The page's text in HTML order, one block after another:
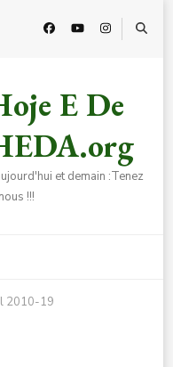
E De
et demain :Tenez
!!!
2010-19